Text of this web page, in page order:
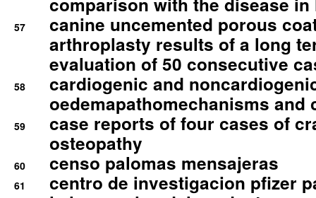
57
canine uncemented porous
arthroplasty results of a long
evaluation of 50 consecutive
58
cardiogenic and
oedemapathomechanisms and
59
case reports of four cases of
osteopathy
60 censo palomas mensajeras
61
centro de investigacion pfizer